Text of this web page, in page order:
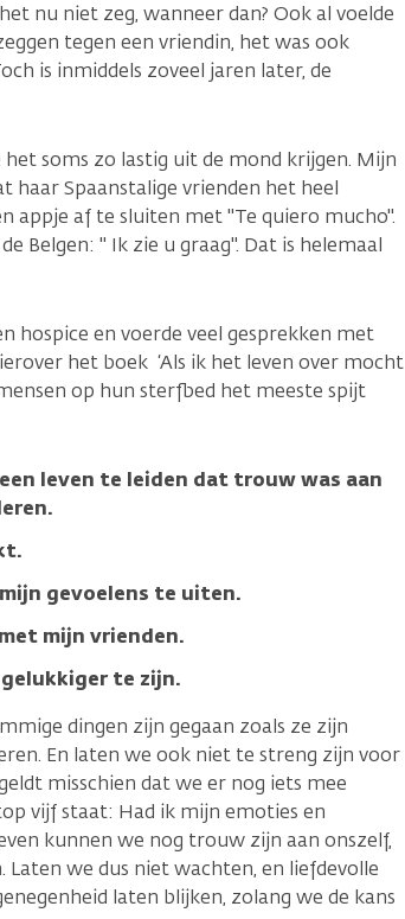
nu niet zeg, wanneer dan? Ook al voelde
tegen een vriendin, het was ook
is inmiddels zoveel jaren later, de
soms zo lastig uit de mond krijgen. Mijn
haar Spaanstalige vrienden het heel
appje af te sluiten met "Te quiero mucho".
Belgen: " Ik zie u graag". Dat is helemaal
hospice en voerde veel gesprekken met
het boek ‘Als ik het leven over mocht
op hun sterfbed het meeste spijt
leven te leiden dat trouw was aan
gevoelens te uiten.
mijn vrienden.
te zijn.
dingen zijn gegaan zoals ze zijn
En laten we ook niet te streng zijn voor
misschien dat we er nog iets mee
vijf staat: Had ik mijn emoties en
kunnen we nog trouw zijn aan onszelf,
we dus niet wachten, en liefdevolle
laten blijken, zolang we de kans